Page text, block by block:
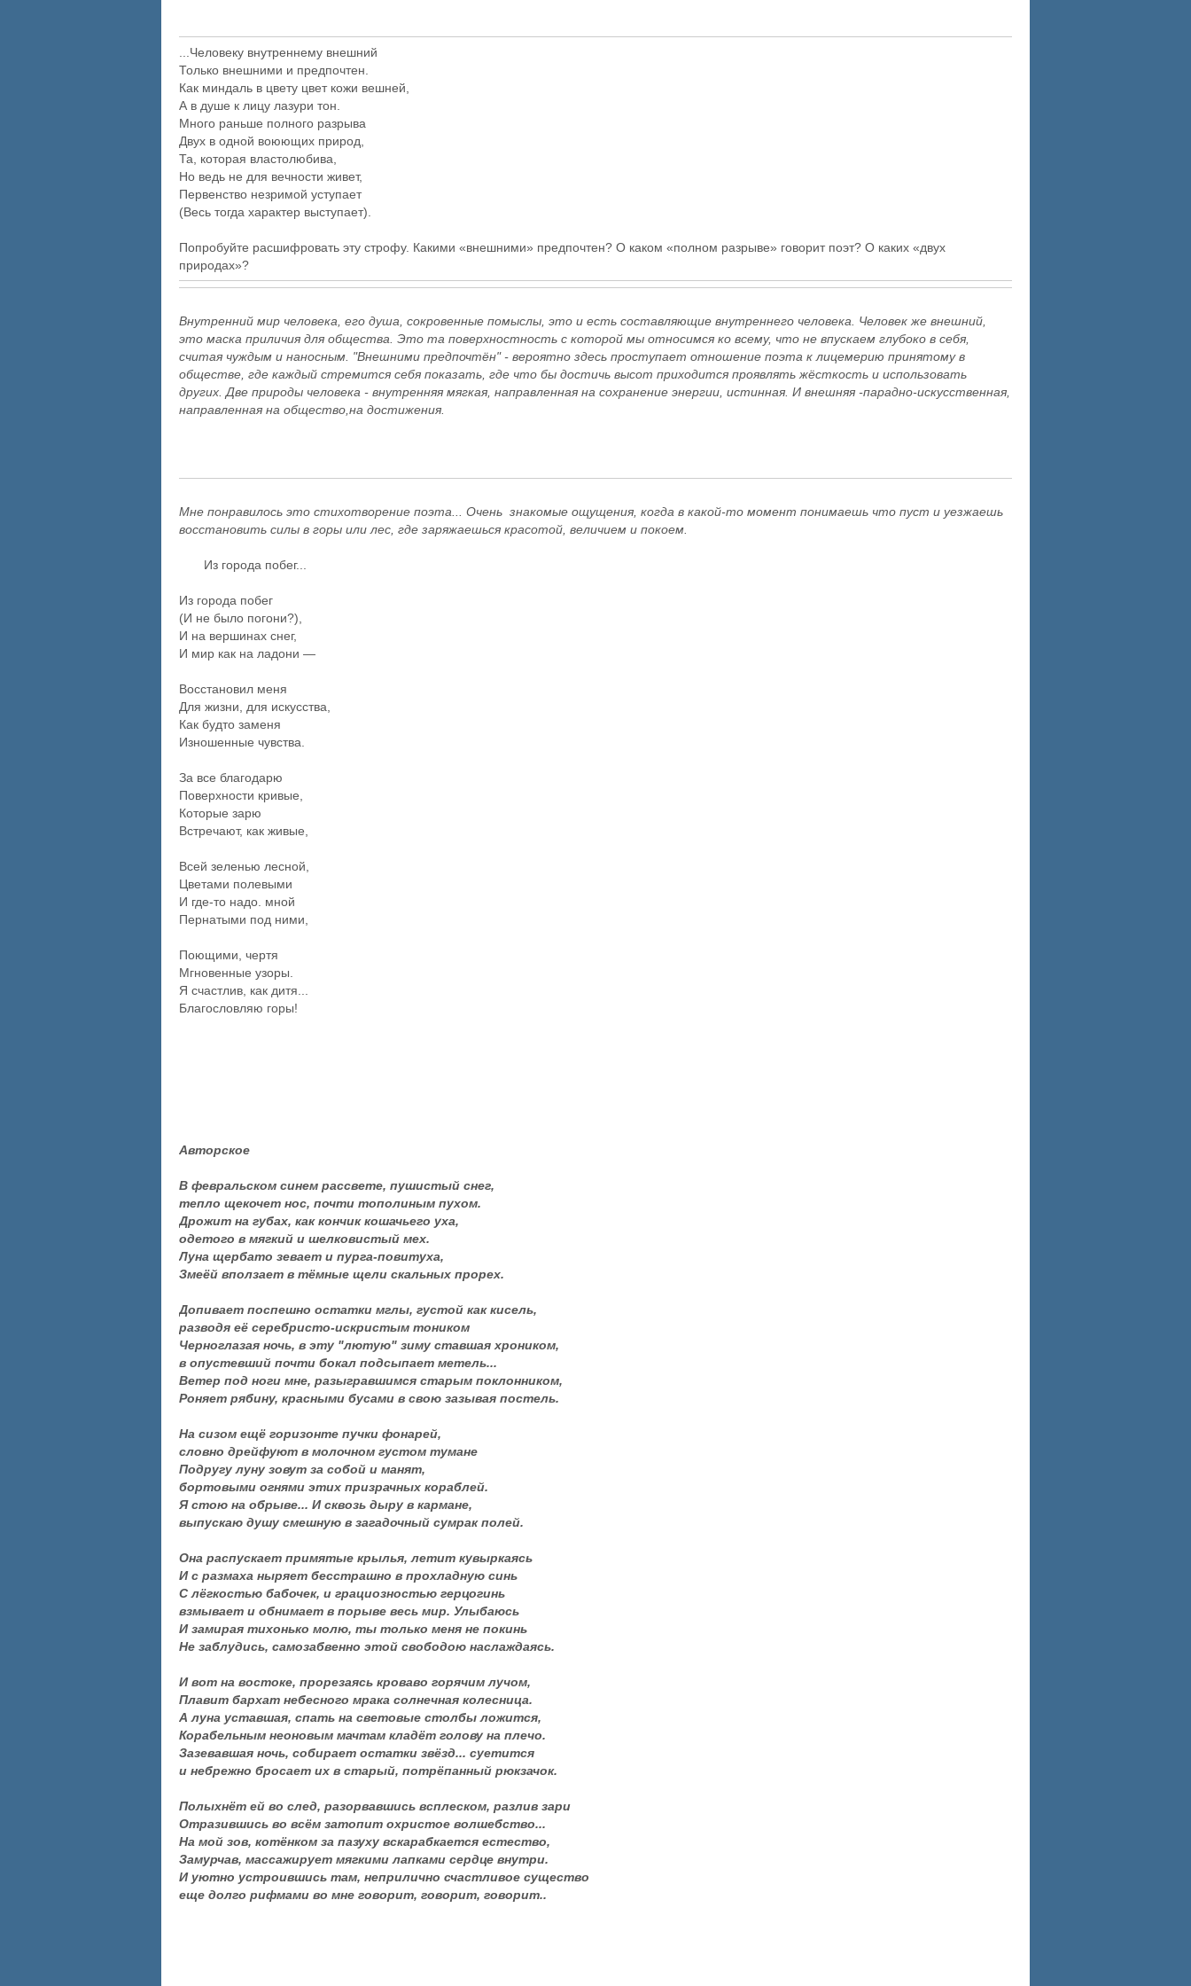
...Человеку внутреннему внешний
Только внешними и предпочтен.
Как миндаль в цвету цвет кожи вешней,
А в душе к лицу лазури тон.
Много раньше полного разрыва
Двух в одной воюющих природ,
Та, которая властолюбива,
Но ведь не для вечности живет,
Первенство незримой уступает
(Весь тогда характер выступает).
Попробуйте расшифровать эту строфу. Какими «внешними» предпочтен? О каком «полном разрыве» говорит поэт? О каких «двух
природах»?
Внутренний мир человека, его душа, сокровенные помыслы, это и есть составляющие внутреннего человека. Человек же внешний,
это маска приличия для общества. Это та поверхностность с которой мы относимся ко всему, что не впускаем глубоко в себя,
считая чуждым и наносным. "Внешними предпочтён" - вероятно здесь проступает отношение поэта к лицемерию принятому в
обществе, где каждый стремится себя показать, где что бы достичь высот приходится проявлять жёсткость и использовать
других. Две природы человека - внутренняя мягкая, направленная на сохранение энергии, истинная. И внешняя -парадно-искусственная,
направленная на общество,на достижения.
Мне понравилось это стихотворение поэта... Очень знакомые ощущения, когда в какой-то момент понимаешь что пуст и уезжаешь
восстановить силы в горы или лес, где заряжаешься красотой, величием и покоем.
Из города побег...
Из города побег
(И не было погони?),
И на вершинах снег,
И мир как на ладони —
Восстановил меня
Для жизни, для искусства,
Как будто заменя
Изношенные чувства.
За все благодарю
Поверхности кривые,
Которые зарю
Встречают, как живые,
Всей зеленью лесной,
Цветами полевыми
И где-то надо. мной
Пернатыми под ними,
Поющими, чертя
Мгновенные узоры.
Я счастлив, как дитя...
Благословляю горы!
Авторское
В февральском синем рассвете, пушистый снег,
тепло щекочет нос, почти тополиным пухом.
Дрожит на губах, как кончик кошачьего уха,
одетого в мягкий и шелковистый мех.
Луна щербато зевает и пурга-повитуха,
Змеёй вползает в тёмные щели скальных прорех.
Допивает поспешно остатки мглы, густой как кисель,
разводя её серебристо-искристым тоником
Черноглазая ночь, в эту "лютую" зиму ставшая хроником,
в опустевший почти бокал подсыпает метель...
Ветер под ноги мне, разыгравшимся старым поклонником,
Роняет рябину, красными бусами в свою зазывая постель.
На сизом ещё горизонте пучки фонарей,
словно дрейфуют в молочном густом тумане
Подругу луну зовут за собой и манят,
бортовыми огнями этих призрачных кораблей.
Я стою на обрыве... И сквозь дыру в кармане,
выпускаю душу смешную в загадочный сумрак полей.
Она распускает примятые крылья, летит кувыркаясь
И с размаха ныряет бесстрашно в прохладную синь
С лёгкостью бабочек, и грациозностью герцогинь
взмывает и обнимает в порыве весь мир. Улыбаюсь
И замирая тихонько молю, ты только меня не покинь
Не заблудись, самозабвенно этой свободою наслаждаясь.
И вот на востоке, прорезаясь кроваво горячим лучом,
Плавит бархат небесного мрака солнечная колесница.
А луна уставшая, спать на световые столбы ложится,
Корабельным неоновым мачтам кладёт голову на плечо.
Зазевавшая ночь, собирает остатки звёзд... суетится
и небрежно бросает их в старый, потрёпанный рюкзачок.
Полыхнёт ей во след, разорвавшись всплеском, разлив зари
Отразившись во всём затопит охристое волшебство...
На мой зов, котёнком за пазуху вскарабкается естество,
Замурчав, массажирует мягкими лапками сердце внутри.
И уютно устроившись там, неприлично счастливое существо
еще долго рифмами во мне говорит, говорит, говорит..